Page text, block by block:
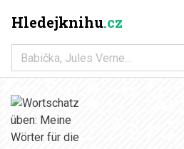
Hledejknihu.cz